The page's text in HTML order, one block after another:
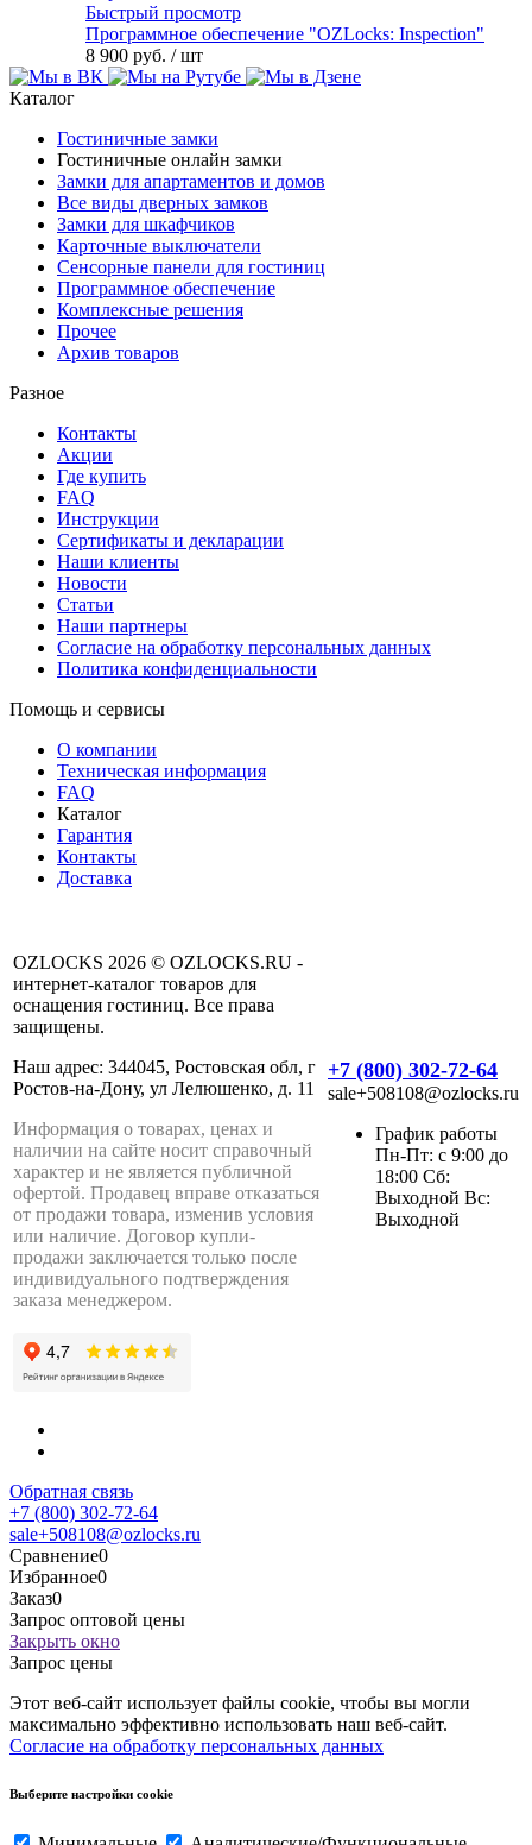
Быстрый просмотр
Программное обеспечение "OZLocks: Inspection"
8 900 руб. / шт
Каталог
Гостиничные замки
Гостиничные онлайн замки
Замки для апартаментов и домов
Все виды дверных замков
Замки для шкафчиков
Карточные выключатели
Сенсорные панели для гостиниц
Программное обеспечение
Комплексные решения
Прочее
Архив товаров
Разное
Контакты
Акции
Где купить
FAQ
Инструкции
Сертификаты и декларации
Наши клиенты
Новости
Статьи
Наши партнеры
Согласие на обработку персональных данных
Политика конфиденциальности
Помощь и сервисы
О компании
Техническая информация
FAQ
Каталог
Гарантия
Контакты
Доставка
OZLOCKS 2026 © OZLOCKS.RU -
интернет-каталог товаров для
оснащения гостиниц. Все права
защищены.
Наш адрес: 344045, Ростовская обл, г
Ростов-на-Дону, ул Лелюшенко, д. 11
Информация о товарах, ценах и
наличии на сайте носит справочный
характер и не является публичной
офертой. Продавец вправе отказаться
от продажи товара, изменив условия
или наличие. Договор купли-
продажи заключается только после
индивидуального подтверждения
заказа менеджером.
+7 (800) 302-72-64
sale+508108@ozlocks.ru
График работы
Пн-Пт: с 9:00 до
18:00 Сб:
Выходной Вс:
Выходной
Обратная связь
+7 (800) 302-72-64
sale+508108@ozlocks.ru
Сравнение0
Избранное0
Заказ0
Запрос оптовой цены
Закрыть окно
Запрос цены
Этот веб-сайт использует файлы cookie, чтобы вы могли
максимально эффективно использовать наш веб-сайт.
Согласие на обработку персональных данных
Выберите настройки cookie